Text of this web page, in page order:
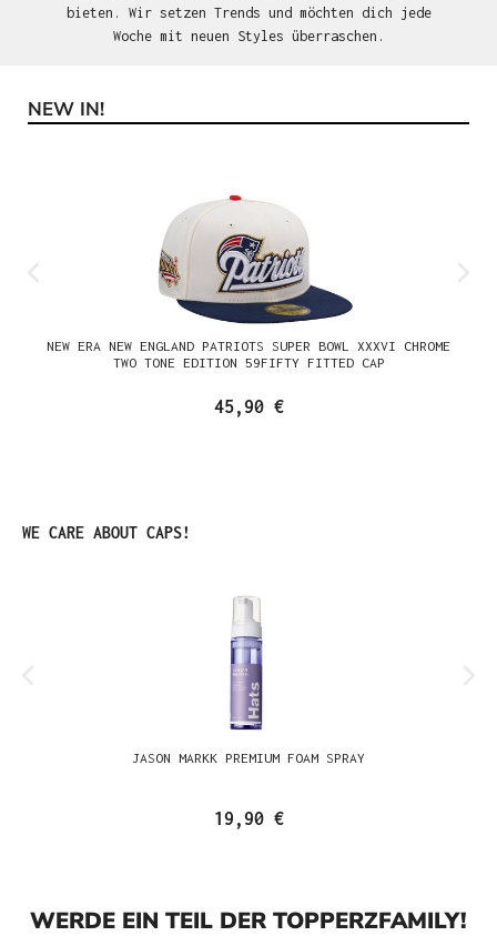
bieten. Wir setzen Trends und möchten dich jede
Woche mit neuen Styles überraschen.
Produktgalerie überspringen
NEW IN!
NEW ERA NEW ENGLAND PATRIOTS SUPER BOWL XXXVI CHROME
TWO TONE EDITION 59FIFTY FITTED CAP
45,90 €
Produktgalerie überspringen
WE CARE ABOUT CAPS!
JASON MARKK PREMIUM FOAM SPRAY
19,90 €
WERDE EIN TEIL DER TOPPERZFAMILY!